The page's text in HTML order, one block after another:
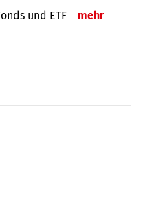
und ETF mehr